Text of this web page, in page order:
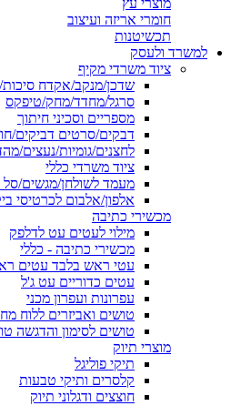
מוצרי עץ
חומרי אריזה ועיצוב
תכשיטנות
למשרד ולעסק
ציוד משרדי מקיף
שדכן/מנקב/אקדח
סרגל/מחדד/מחק/טיפקס
מספריים וסכיני חיתוך
דבקים/סרטים דביקים/
לחצנים/גומיות/נעצים/
ציוד משרדי כללי
מעמד לשולחן/מגשים/
אלפון/אלבום לכרטיסי
מכשירי כתיבה
מילוי לעטים עט לדלפק
מכשירי כתיבה - כללי
עטי ראש בלבד עטים
עטים כדוריים עט ג'ל
עפרונות ועפרון מכני
טושים ואביזרים ללוח
טושים לסימון והדגשה
מוצרי תיוק
תיקי פוליגל
קלסרים ותיקי טבעות
חוצצים ודגלוני תיוק